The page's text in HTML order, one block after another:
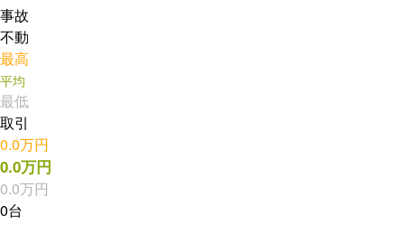
事故
不動
最高
平均
最低
取引
0.0万円
0.0万円
0.0万円
0台